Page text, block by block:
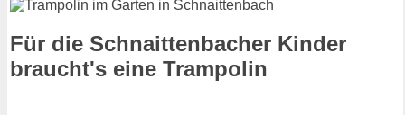
Für die Schnaittenbacher Kinder
braucht's eine Trampolin